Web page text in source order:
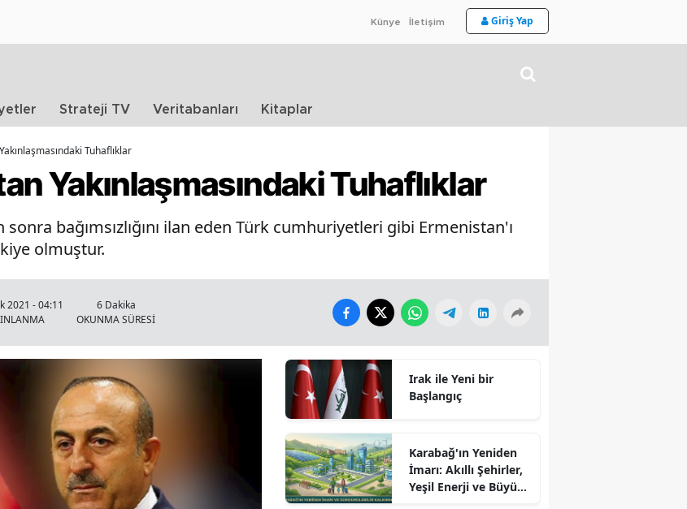
Künye İletişim Giriş Yap
Strateji TV Veritabanları Kitaplar
Tuhaflıklar
Yakınlaşmasındaki Tuhaflıklar
bağımsızlığını ilan eden Türk cumhuriyetleri gibi Ermenistan'ı
olmuştur.
2021 - 04:11
6 Dakika
OKUNMA SÜRESİ
Irak ile Yeni bir
Başlangıç
Karabağ'ın Yeniden
İmarı: Akıllı Şehirler,
Yeşil Enerji ve Büyük